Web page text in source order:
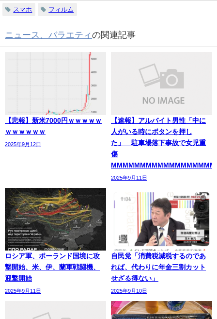
スマホ フィルム
ニュース、バラエティ の関連記事
【悲報】新米7000円ｗｗｗｗｗ
ｗｗｗｗｗｗ
2025年9月12日
【速報】アルバイト男性「中に
人がいる時にボタンを押し
た」 駐車場落下事故で女児重
傷
2025年9月11日
ロシア軍、ポーランド国境に攻
撃開始、米、伊、蘭軍戦闘機、
迎撃開始
2025年9月11日
自民党「消費税減税するのであ
れば、代わりに年金三割カット
せざる得ない」
2025年9月10日